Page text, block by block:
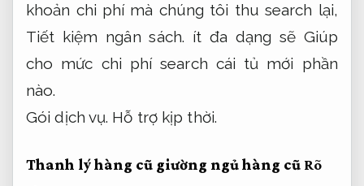
khoản chi phí mà chúng tôi thu search lại,
Tiết kiệm ngân sách. ít đa dạng sẽ Giúp
cho mức chi phí search cái tủ mới phần
nào.
Gói dịch vụ. Hỗ trợ kịp thời.
Thanh lý hàng cũ giường ngủ hàng cũ Rõ